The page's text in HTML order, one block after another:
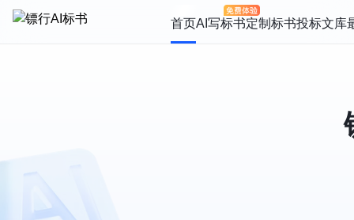
首页AI写标书定制标书投标文库